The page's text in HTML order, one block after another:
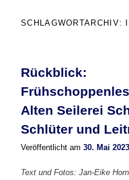
SCHLAGWORTARCHIV:
Rückblick:
Alten Seilerei
Schlüter und
Veröffentlicht am30. Mai 2023
Text und Fotos: Jan-Eike